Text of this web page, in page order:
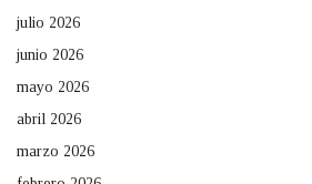
julio 2026
junio 2026
mayo 2026
abril 2026
marzo 2026